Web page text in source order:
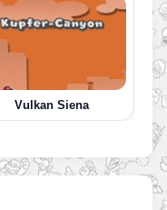
Vulkan Siena